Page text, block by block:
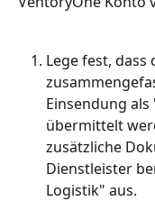
Lege fest, dass
Einsendung als
übermittelt
zusätzliche
Dienstleister
Logistik" aus.